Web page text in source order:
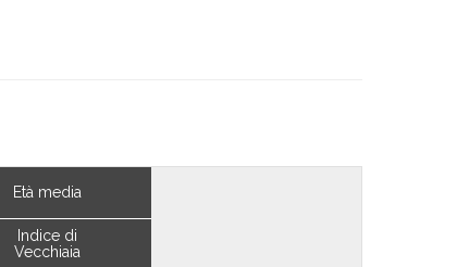
Età media
Indice di
Vecchiaia